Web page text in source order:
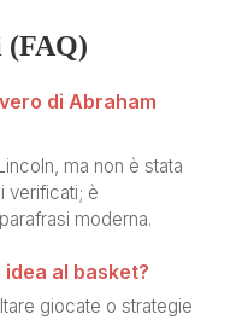
(FAQ)
di Abraham
ma non è stata
verificati; è
moderna.
idea al basket?
giocate o strategie